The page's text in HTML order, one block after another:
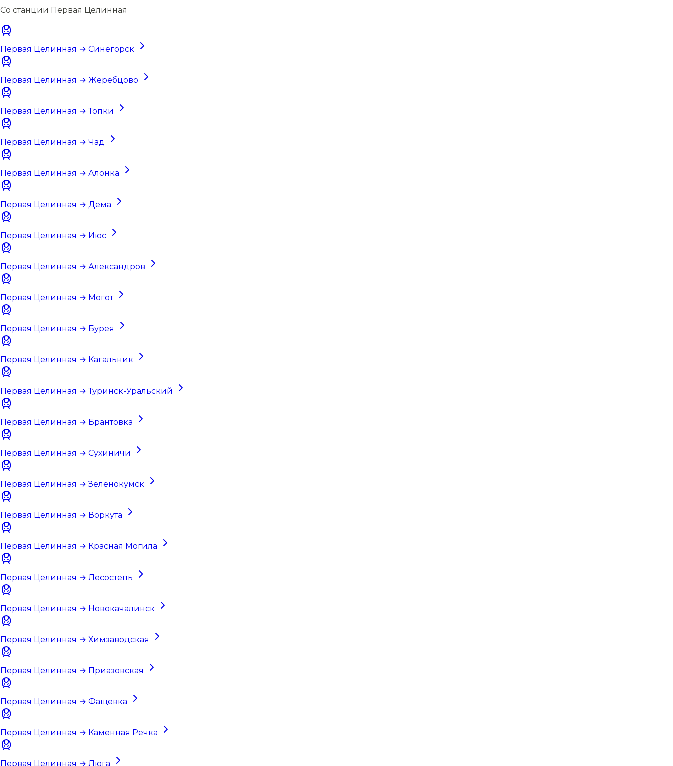
Со станции Первая Целинная
Первая Целинная → Синегорск
Первая Целинная → Жеребцово
Первая Целинная → Топки
Первая Целинная → Чад
Первая Целинная → Алонка
Первая Целинная → Дема
Первая Целинная → Июс
Первая Целинная → Александров
Первая Целинная → Могот
Первая Целинная → Бурея
Первая Целинная → Кагальник
Первая Целинная → Туринск-Уральский
Первая Целинная → Брантовка
Первая Целинная → Сухиничи
Первая Целинная → Зеленокумск
Первая Целинная → Воркута
Первая Целинная → Красная Могила
Первая Целинная → Лесостепь
Первая Целинная → Новокачалинск
Первая Целинная → Химзаводская
Первая Целинная → Приазовская
Первая Целинная → Фащевка
Первая Целинная → Каменная Речка
Первая Целинная → Люга